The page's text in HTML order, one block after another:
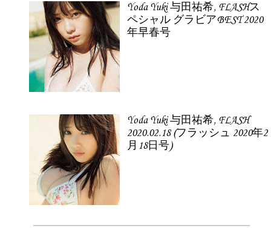
Yoda Yuki 与田祐希, FLASHス
ペシャル グラビアBEST 2020
年早春号
Yoda Yuki 与田祐希, FLASH
2020.02.18 (フラッシュ 2020年2
月18日号)